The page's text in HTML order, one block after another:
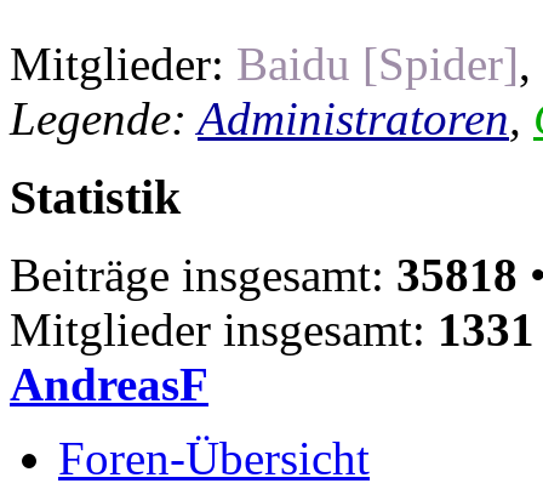
Mitglieder: Baidu [Spider],
Legende:Administratoren,
Statistik
Beiträge insgesamt: 35818
Mitglieder insgesamt: 1331
AndreasF
Foren-Übersicht